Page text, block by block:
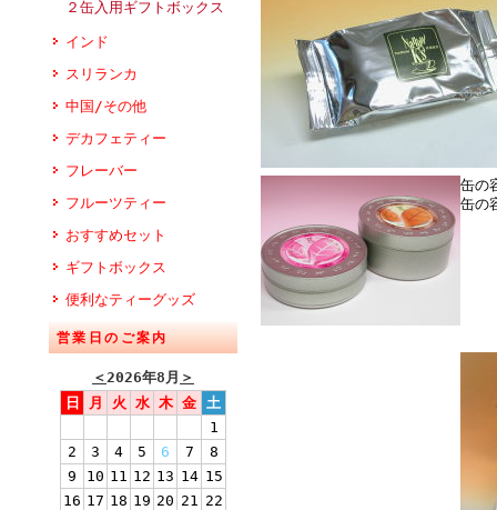
２缶入用ギフトボックス
インド
スリランカ
中国/その他
デカフェティー
フレーバー
フルーツティー
おすすめセット
ギフトボックス
便利なティーグッズ
営業日のご案内
＜2026年8月 ＞
日
月 火 水 木 金 土
1
2
3 4 5 6 7
8
9
10 11 12 13 14 15
16 17 18 19 20 21 22
缶の
缶の